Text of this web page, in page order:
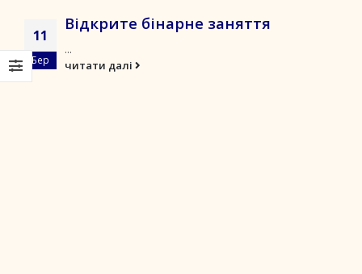
11
Бер
Відкрите бінарне заняття
...
читати далі